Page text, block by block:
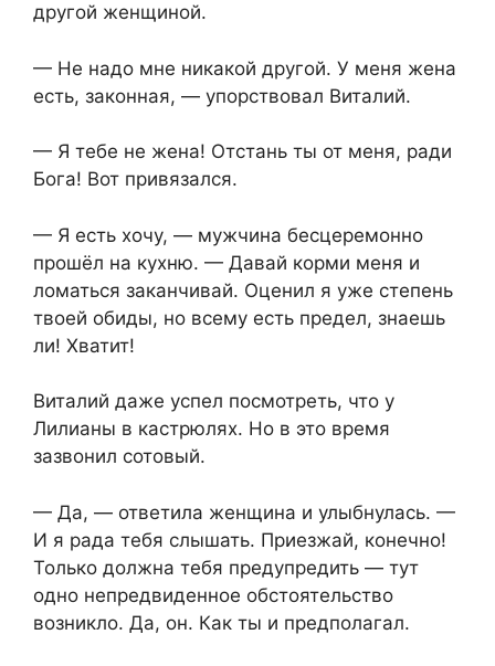
другой женщиной.
— Не надо мне никакой другой. У меня жена
есть, законная, — упорствовал Виталий.
— Я тебе не жена! Отстань ты от меня, ради
Бога! Вот привязался.
— Я есть хочу, — мужчина бесцеремонно
прошёл на кухню. — Давай корми меня и
ломаться заканчивай. Оценил я уже степень
твоей обиды, но всему есть предел, знаешь
ли! Хватит!
Виталий даже успел посмотреть, что у
Лилианы в кастрюлях. Но в это время
зазвонил сотовый.
— Да, — ответила женщина и улыбнулась. —
И я рада тебя слышать. Приезжай, конечно!
Только должна тебя предупредить — тут
одно непредвиденное обстоятельство
возникло. Да, он. Как ты и предполагал.